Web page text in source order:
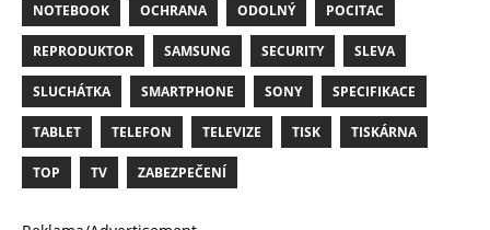
NOTEBOOK OCHRANA ODOLNÝ POCITAC
REPRODUKTOR SAMSUNG SECURITY SLEVA
SLUCHÁTKA SMARTPHONE SONY SPECIFIKACE
TABLET TELEFON TELEVIZE TISK TISKÁRNA
TOP TV ZABEZPEČENÍ